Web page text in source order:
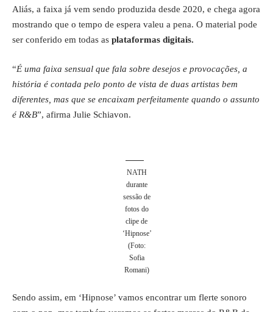
Aliás, a faixa já vem sendo produzida desde 2020, e chega agora
mostrando que o tempo de espera valeu a pena. O material pode
ser conferido em todas as plataformas digitais.
“É uma faixa sensual que fala sobre desejos e provocações, a
história é contada pelo ponto de vista de duas artistas bem
diferentes, mas que se encaixam perfeitamente quando o assunto
é R&B”, afirma Julie Schiavon.
NATH
durante
sessão de
fotos do
clipe de
‘Hipnose’
(Foto:
Sofia
Romani)
Sendo assim, em ‘Hipnose’ vamos encontrar um flerte sonoro